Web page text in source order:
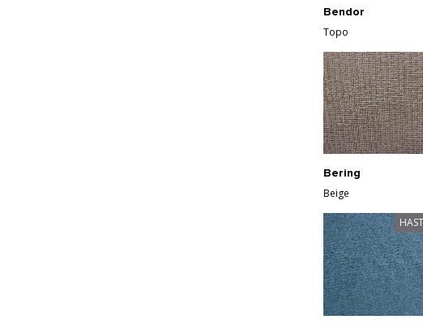
Bendor
Topo
Bering
Beige